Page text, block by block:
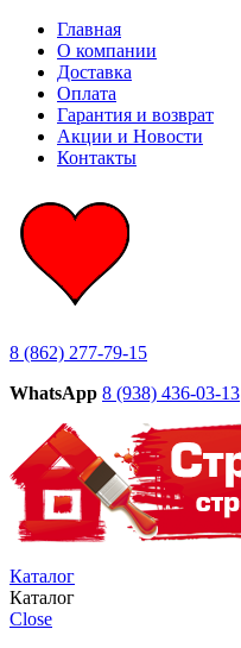
Главная
О компании
Доставка
Оплата
Гарантия и возврат
Акции и Новости
Контакты
8 (862) 277-79-15
WhatsApp 8 (938) 436-03-13
Каталог
Каталог
Close